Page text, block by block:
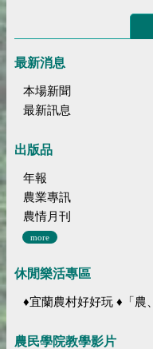
最新消息
本場新聞
最新訊息
出版品
年報
農業專訊
農情月刊
more
休閒樂活專區
♦宜蘭農村好好玩 ♦「農、藝、山、水」四條遊程推薦
農民學院教學影片